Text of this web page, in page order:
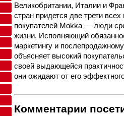
Великобритании, Италии и
стран придется две трети
покупателей Mokka — люди
жизни. Исполняющий
маркетингу и
объясняет высокий
своей выдающейся
они ожидают от его
Комментарии